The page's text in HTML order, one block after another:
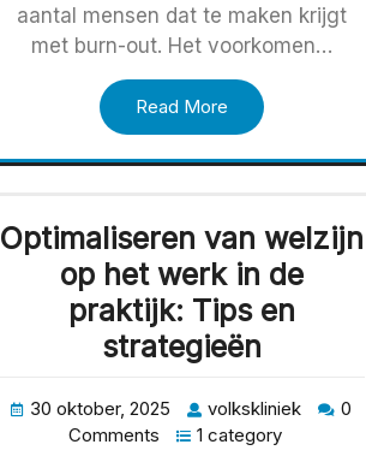
aantal mensen dat te maken krijgt
met burn-out. Het voorkomen…
Read More
Optimaliseren van welzijn
op het werk in de
praktijk: Tips en
strategieën
30 oktober, 2025 volkskliniek
0
Comments
1 category